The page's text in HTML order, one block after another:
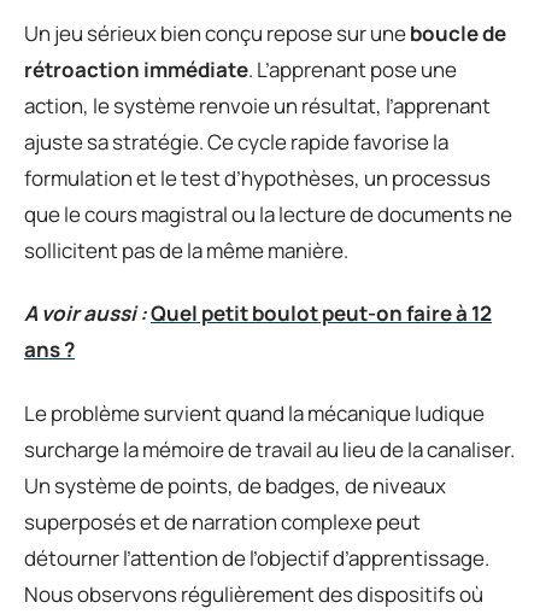
Un jeu sérieux bien conçu repose sur uneboucle de
rétroaction immédiate. L’apprenant pose une
action, le système renvoie un résultat, l’apprenant
ajuste sa stratégie. Ce cycle rapide favorise la
formulation et le test d’hypothèses, un processus
que le cours magistral ou la lecture de documents ne
sollicitent pas de la même manière.
A voir aussi :Quel petit boulot peut-on faire à 12
ans ?
Le problème survient quand la mécanique ludique
surcharge la mémoire de travail au lieu de la canaliser.
Un système de points, de badges, de niveaux
superposés et de narration complexe peut
détourner l’attention de l’objectif d’apprentissage.
Nous observons régulièrement des dispositifs où